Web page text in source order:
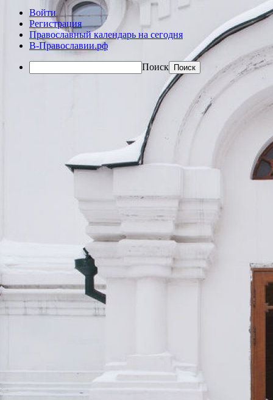
Войти
Регистрация
Православный календарь на сегодня
В-Православии.рф
Поиск